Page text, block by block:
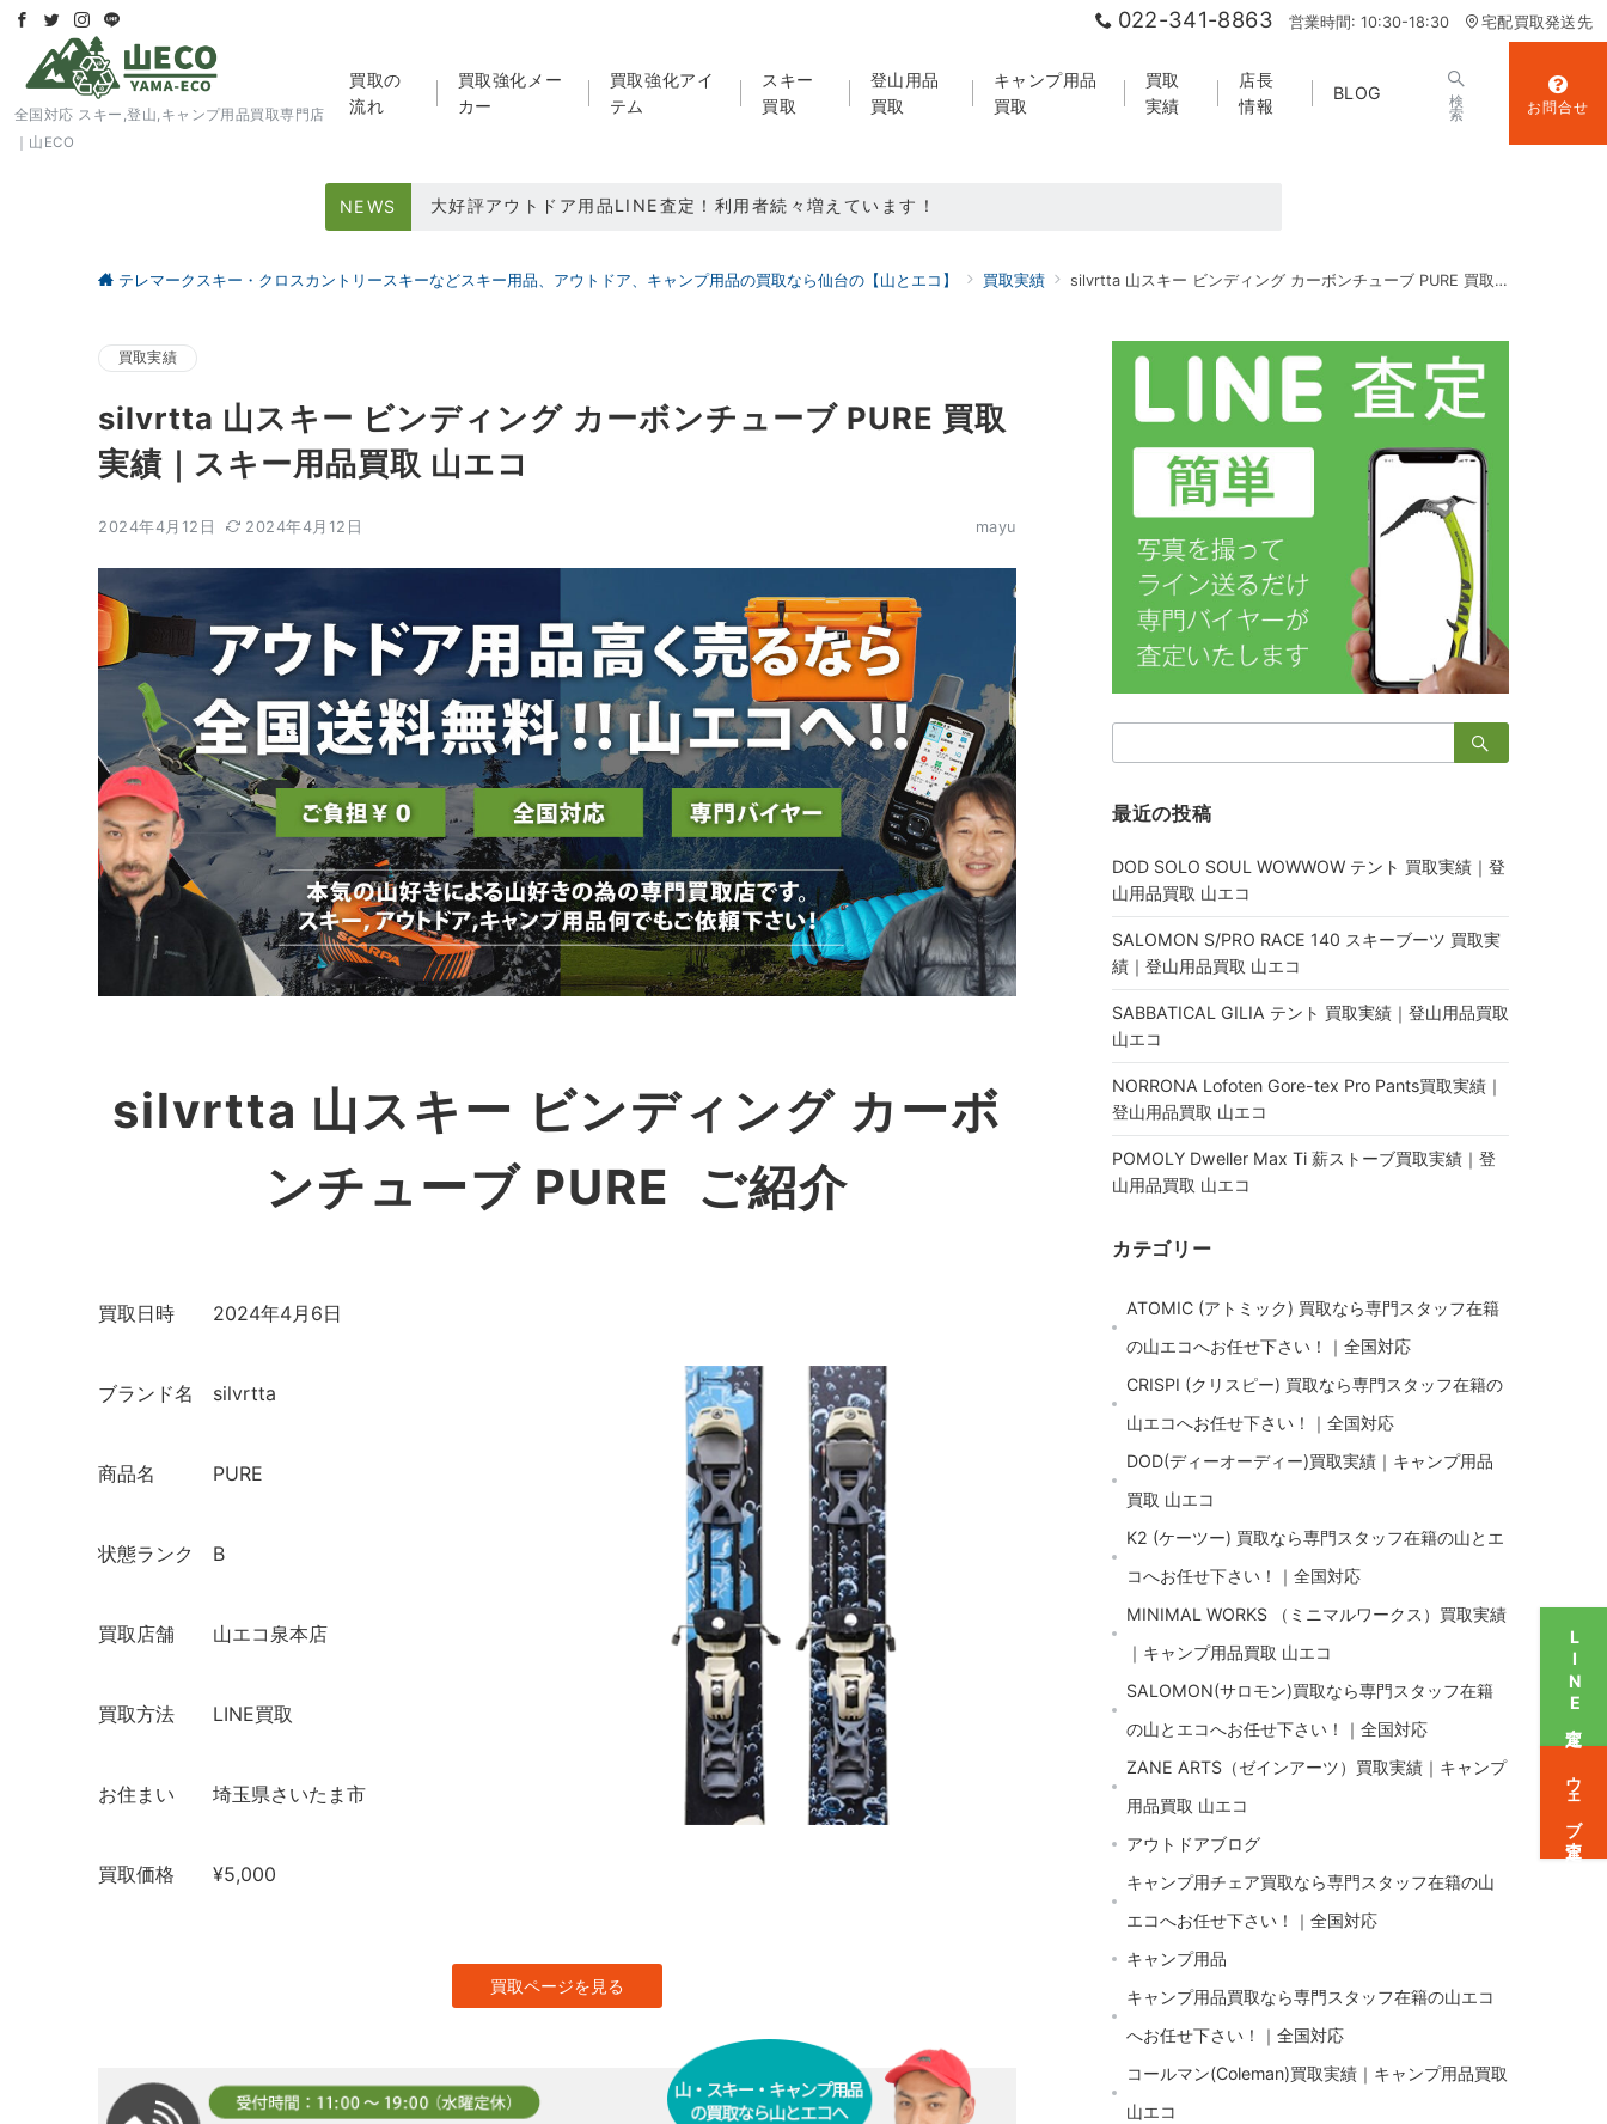
022-341-8863 営業時間: 10:30-18:30 宅配買取発送先
全国対応 スキー,登山,キャンプ用品買取専門店
｜山ECO
買取の
流れ
買取強化メー
カー
買取強化アイ
テム
スキー
買取
登山用品
買取
キャンプ用品
買取
買取
実績
店長
情報
BLOG 検
索 お問合せ
NEWS 登山用品買取強化中！
大好評アウトドア用品LINE査定！利用者続々増えています！
テレマークスキー・クロスカントリースキーなどスキー用品、アウトドア、キャンプ用品の買取なら仙台の【山とエコ】 買取実績 silvrtta 山スキー ビンディング カーボンチューブ PURE 買取実績｜スキー用品買取 山エコ
買取実績
silvrtta 山スキー ビンディング カーボンチューブ PURE 買取
実績｜スキー用品買取 山エコ
2024年4月12日 2024年4月12日 mayu
silvrtta 山スキー ビンディング カーボ
ンチューブ PURE ご紹介
買取日時 2024年4月6日
ブランド名 silvrtta
商品名 PURE
状態ランク B
買取店舗 山エコ泉本店
買取方法 LINE買取
お住まい 埼玉県さいたま市
買取価格 ¥5,000
買取ページを見る
索：
最近の投稿
DOD SOLO SOUL WOWWOW テント 買取実績｜登
山用品買取 山エコ
SALOMON S/PRO RACE 140 スキーブーツ 買取実
績｜登山用品買取 山エコ
SABBATICAL GILIA テント 買取実績｜登山用品買取
山エコ
NORRONA Lofoten Gore-tex Pro Pants買取実績｜
登山用品買取 山エコ
POMOLY Dweller Max Ti 薪ストーブ買取実績｜登
山用品買取 山エコ
カテゴリー
ATOMIC (アトミック) 買取なら専門スタッフ在籍
の山エコへお任せ下さい！｜全国対応
CRISPI (クリスピー) 買取なら専門スタッフ在籍の
山エコへお任せ下さい！｜全国対応
DOD(ディーオーディー)買取実績｜キャンプ用品
買取 山エコ
K2 (ケーツー) 買取なら専門スタッフ在籍の山とエ
コへお任せ下さい！｜全国対応
MINIMAL WORKS （ミニマルワークス）買取実績
｜キャンプ用品買取 山エコ
SALOMON(サロモン)買取なら専門スタッフ在籍
の山とエコへお任せ下さい！｜全国対応
ZANE ARTS（ゼインアーツ）買取実績｜キャンプ
用品買取 山エコ
アウトドアブログ
キャンプ用チェア買取なら専門スタッフ在籍の山
エコへお任せ下さい！｜全国対応
キャンプ用品
キャンプ用品買取なら専門スタッフ在籍の山エコ
へお任せ下さい！｜全国対応
コールマン(Coleman)買取実績｜キャンプ用品買取
山エコ
LINE査定
ウェブ査定